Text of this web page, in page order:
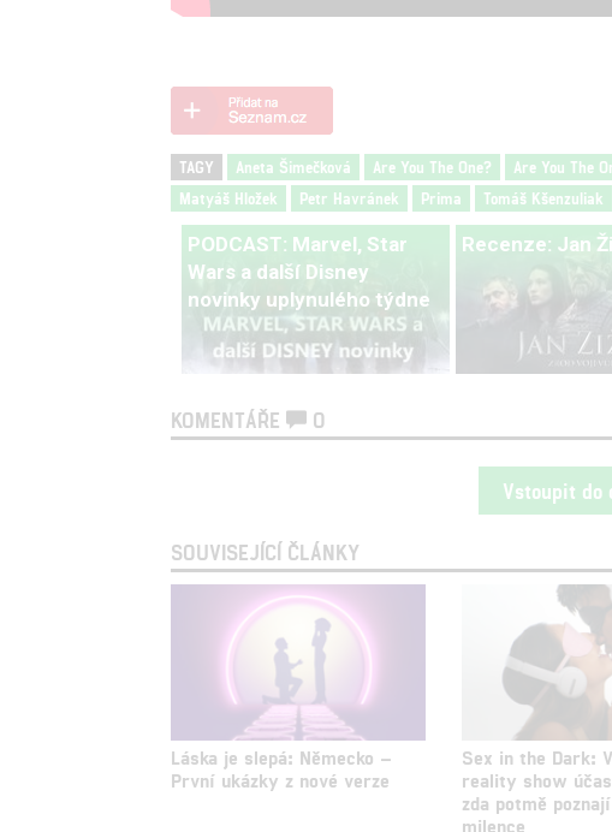
TAGY Aneta Šimečková Are You The One? Are You The
Matyáš Hložek
Petr Havránek Prima Tomáš Kšenzuliak
PODCAST: Marvel, Star
Wars a další Disney
novinky uplynulého týdne
Recenze: Jan
KOMENTÁŘE 0
Vstoupit do
SOUVISEJÍCÍ ČLÁNKY
Láska je slepá: Německo –
První ukázky z nové verze
Sex in the Dark:
reality show
zda potmě
milence